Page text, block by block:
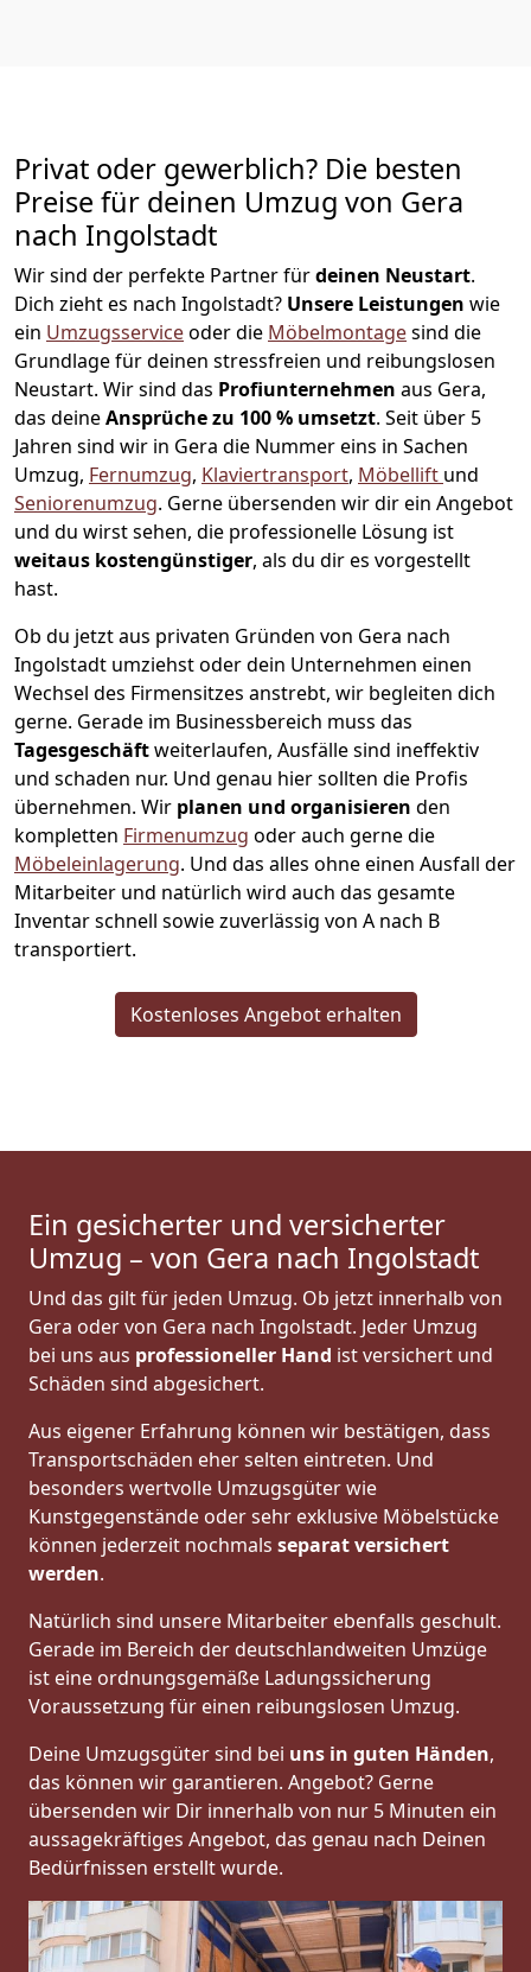
Privat oder gewerblich? Die besten
Preise für deinen Umzug von Gera
nach Ingolstadt
Wir sind der perfekte Partner fürdeinen Neustart.
Dich zieht es nach Ingolstadt? Unsere Leistungen wie
ein Umzugsserviceoder die Möbelmontagesind die
Grundlage für deinen stressfreien und reibungslosen
Neustart. Wir sind das Profiunternehmen aus Gera,
das deineAnsprüche zu 100 % umsetzt. Seit über 5
Jahren sind wir in Gera die Nummer eins in Sachen
Umzug, Fernumzug, Klaviertransport, Möbellift und
Seniorenumzug. Gerne übersenden wir dir ein Angebot
und du wirst sehen, die professionelle Lösung ist
weitaus kostengünstiger, als du dir es vorgestellt
hast.
Ob du jetzt aus privaten Gründen von Gera nach
Ingolstadt umziehst oder dein Unternehmen einen
Wechsel des Firmensitzes anstrebt, wir begleiten dich
gerne. Gerade im Businessbereich muss das
Tagesgeschäftweiterlaufen, Ausfälle sind ineffektiv
und schaden nur. Und genau hier sollten die Profis
übernehmen. Wir planen und organisieren den
kompletten Firmenumzug oder auch gerne die
Möbeleinlagerung. Und das alles ohne einen Ausfall der
Mitarbeiter und natürlich wird auch das gesamte
Inventar schnell sowie zuverlässig von A nach B
transportiert.
Kostenloses Angebot erhalten
Ein gesicherter und versicherter
Umzug – von Gera nach Ingolstadt
Und das gilt für jeden Umzug. Ob jetzt innerhalb von
Gera oder von Gera nach Ingolstadt. Jeder Umzug
bei uns aus professioneller Hand ist versichert und
Schäden sind abgesichert.
Aus eigener Erfahrung können wir bestätigen, dass
Transportschäden eher selten eintreten. Und
besonders wertvolle Umzugsgüter wie
Kunstgegenstände oder sehr exklusive Möbelstücke
können jederzeit nochmals separat versichert
werden.
Natürlich sind unsere Mitarbeiter ebenfalls geschult.
Gerade im Bereich der deutschlandweiten Umzüge
ist eine ordnungsgemäße Ladungssicherung
Voraussetzung für einen reibungslosen Umzug.
Deine Umzugsgüter sind bei uns in guten Händen,
das können wir garantieren. Angebot? Gerne
übersenden wir Dir innerhalb von nur 5 Minuten ein
aussagekräftiges Angebot, das genau nach Deinen
Bedürfnissen erstellt wurde.